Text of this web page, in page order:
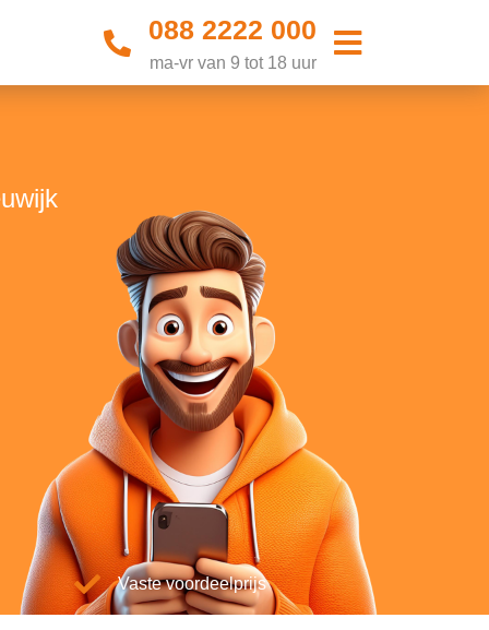
088 2222 000
ma-vr van 9 tot 18 uur
Vaste voordeelprijs